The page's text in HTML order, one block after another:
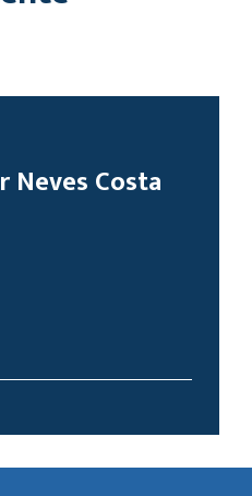
Neves Costa